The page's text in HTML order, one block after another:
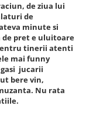
de ziua lui
de
minute si
de pret e uluitoare
tinerii atenti
mai funny
gasi jucarii
bere vin,
Nu rata